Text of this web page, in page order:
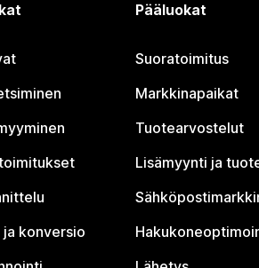
konversio
Pääluokat
Suoratoimitus
Markkinapaikat
Tuotearvostelut
Lisämyynti ja